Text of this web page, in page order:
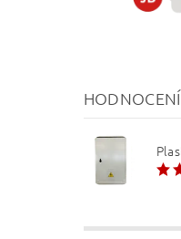
HODNOCENÍ